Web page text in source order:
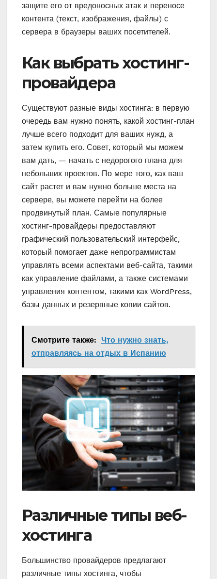
защите его от вредоносных атак и переносе
контента (текст, изображения, файлы) с
сервера в браузеры ваших посетителей.
Как выбрать хостинг-
провайдера
Существуют разные виды хостинга: в первую
очередь вам нужно понять, какой хостинг-план
лучше всего подходит для ваших нужд, а
затем купить его. Совет, который мы можем
вам дать, — начать с недорогого плана для
небольших проектов. По мере того, как ваш
сайт растет и вам нужно больше места на
сервере, вы можете перейти на более
продвинутый план. Самые популярные
хостинг-провайдеры предоставляют
графический пользовательский интерфейс,
который помогает даже непрограммистам
управлять всеми аспектами веб-сайта, такими
как управление файлами, а также системами
управления контентом, такими как WordPress,
базы данных и резервные копии сайтов.
Смотрите также: Что нужно знать,
отправляясь на отдых в Испанию
Различные типы веб-
хостинга
Большинство провайдеров предлагают
различные типы хостинга, чтобы